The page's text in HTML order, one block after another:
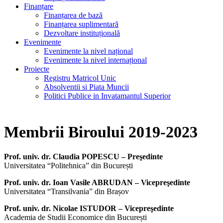
Finanțare
Finanțarea de bază
Finanțarea suplimentară
Dezvoltare instituțională
Evenimente
Evenimente la nivel național
Evenimente la nivel internațional
Proiecte
Registru Matricol Unic
Absolventii si Piata Muncii
Politici Publice in Invatamantul Superior
Membrii Biroului 2019-2023
Prof. univ. dr. Claudia POPESCU – Preşedinte
Universitatea “Politehnica” din București
Prof. univ. dr. Ioan Vasile ABRUDAN – Vicepreşedinte
Universitatea “Transilvania” din Brașov
Prof. univ. dr. Nicolae ISTUDOR – Vicepreşedinte
Academia de Studii Economice din București